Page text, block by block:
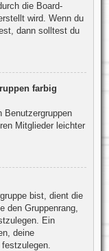
die Board-
wird. Wenn du
dann solltest du
farbig
Benutzergruppen
Mitglieder leichter
bist, dient die
den Gruppenrang,
Ein
deine